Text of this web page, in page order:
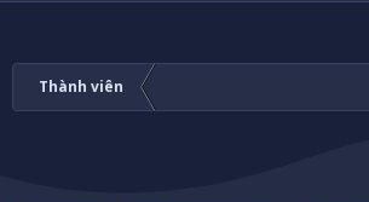
Thành viên